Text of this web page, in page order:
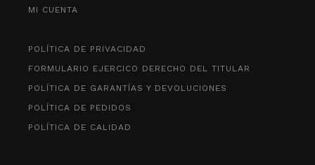
MI CUENTA
POLÍTICA DE PRIVACIDAD
FORMULARIO EJERCICO DERECHO DEL TITULAR
POLÍTICA DE GARANTÍAS Y DEVOLUCIONES
POLÍTICA DE PEDIDOS
POLÍTICA DE CALIDAD